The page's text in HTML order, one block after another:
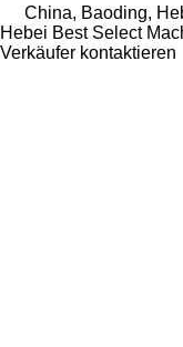
China, Baoding,
Hebei Best Select
Verkäufer kontaktieren